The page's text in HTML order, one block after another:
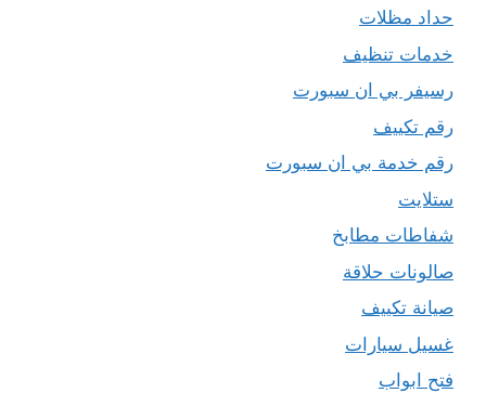
حداد مظلات
خدمات تنظيف
رسيفر بي ان سبورت
رقم تكييف
رقم خدمة بي ان سبورت
ستلايت
شفاطات مطابخ
صالونات حلاقة
صيانة تكييف
غسيل سيارات
فتح ابواب